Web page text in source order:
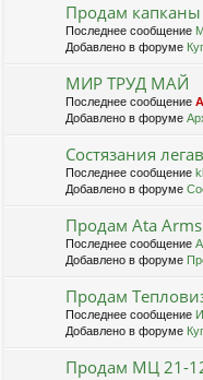
Продам капканы
Последнее сообщение
Добавлено в форуме
МИР ТРУД МАЙ
Последнее сообщение
Добавлено в форуме
Состязания
Последнее сообщение
Добавлено в форуме
Продам Ata
Последнее сообщение
Добавлено в форуме
Продам
Последнее сообщение
Добавлено в форуме
Продам МЦ 21-